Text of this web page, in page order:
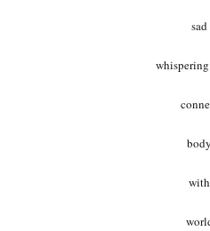
sad
body
with